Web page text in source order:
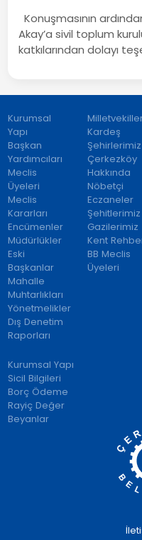
Konuşmasının
Akay’a sivil toplum
katkılarından dolayı
Kurumsal
Yapı
Başkan
Yardımcıları
Meclis
Üyeleri
Meclis
Kararları
Encümenler
Müdürlükler
Eski
Başkanlar
Mahalle
Muhtarlıkları
Yönetmelikler
Dış Denetim
Raporları
Kardeş
Şehirlerimiz
Çerkezköy
Hakkında
Nöbetçi
Eczaneler
Şehitlerimiz
Gazilerimiz
Kent
BB Meclis
Üyeleri
Kurumsal Yapı
Sicil Bilgileri
Borç Ödeme
Rayiç Değer
Beyanlar